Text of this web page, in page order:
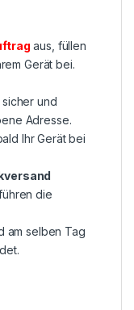
aus, füllen
Gerät bei.
und
Adresse.
Ihr Gerät bei
die
am selben Tag